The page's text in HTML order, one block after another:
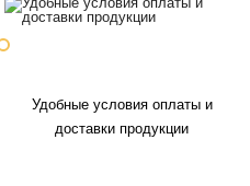
Удобные условия оплаты и
доставки продукции